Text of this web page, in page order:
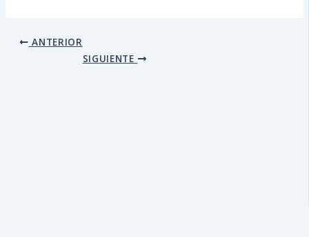
ANTERIOR
SIGUIENTE